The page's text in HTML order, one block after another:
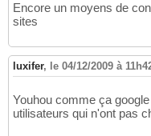
Encore un moyens de
sites
luxifer, le 04/12/2009 à
Youhou comme ça
utilisateurs qui n'ont pas